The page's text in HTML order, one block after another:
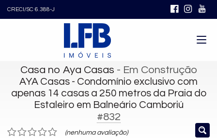
CRECI/SC 6.388-J
Casa no Aya Casas - Em Construção
AYA Casas - Condomínio exclusivo com
apenas 14 casas a 250 metros da Praia do
Estaleiro em Balneário Camboriú
#832
(nenhuma avaliação)